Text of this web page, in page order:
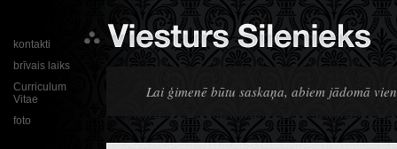
Lai ģimenē būtu saskaņa, abiem jādomā
kontakti
brīvais laiks
Curriculum
Vitae
foto